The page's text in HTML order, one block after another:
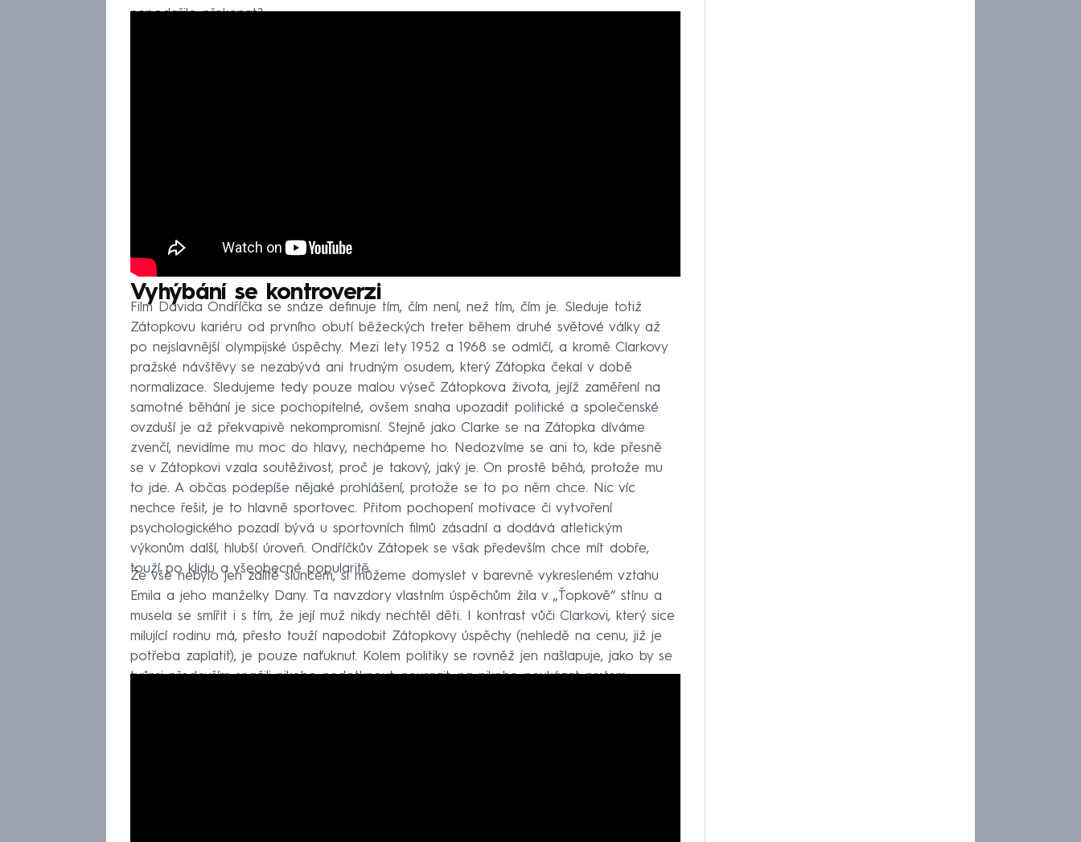
nepodařilo překonat?
Vyhýbání se kontroverzi
Film Davida Ondříčka se snáze definuje tím, čím není, než tím, čím je. Sleduje totiž
Zátopkovu kariéru od prvního obutí běžeckých treter během druhé světové války až
po nejslavnější olympijské úspěchy. Mezi lety 1952 a 1968 se odmlčí, a kromě Clarkovy
pražské návštěvy se nezabývá ani trudným osudem, který Zátopka čekal v době
normalizace. Sledujeme tedy pouze malou výseč Zátopkova života, jejíž zaměření na
samotné běhání je sice pochopitelné, ovšem snaha upozadit politické a společenské
ovzduší je až překvapivě nekompromisní. Stejně jako Clarke se na Zátopka díváme
zvenčí, nevidíme mu moc do hlavy, nechápeme ho. Nedozvíme se ani to, kde přesně
se v Zátopkovi vzala soutěživost, proč je takový, jaký je. On prostě běhá, protože mu
to jde. A občas podepíše nějaké prohlášení, protože se to po něm chce. Nic víc
nechce řešit, je to hlavně sportovec. Přitom pochopení motivace či vytvoření
psychologického pozadí bývá u sportovních filmů zásadní a dodává atletickým
výkonům další, hlubší úroveň. Ondříčkův Zátopek se však především chce mít dobře,
touží po klidu a všeobecné popularitě.
Že vše nebylo jen zalité sluncem, si můžeme domyslet v barevně vykresleném vztahu
Emila a jeho manželky Dany. Ta navzdory vlastním úspěchům žila v „Ťopkově“ stínu a
musela se smířit i s tím, že její muž nikdy nechtěl děti. I kontrast vůči Clarkovi, který sice
milující rodinu má, přesto touží napodobit Zátopkovy úspěchy (nehledě na cenu, již je
potřeba zaplatit), je pouze naťuknut. Kolem politiky se rovněž jen našlapuje, jako by se
tvůrci především snažili nikoho nedotknout, neurazit, na nikoho neukázat prstem.